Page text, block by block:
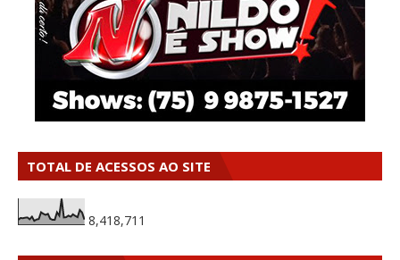
TOTAL DE ACESSOS AO SITE
8,418,711